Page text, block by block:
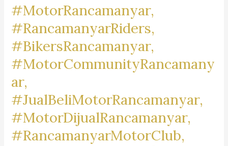
iur
N.
Supriatna., S.H., M.Hum.
–
Marpaung,
S.H.
M.H.
&
#MotorRancamanyar,
#RancamanyarRiders,
#BikersRancamanyar,
#MotorCommunityRancamany
ar,
#JualBeliMotorRancamanyar,
#MotorDijualRancamanyar,
#RancamanyarMotorClub,